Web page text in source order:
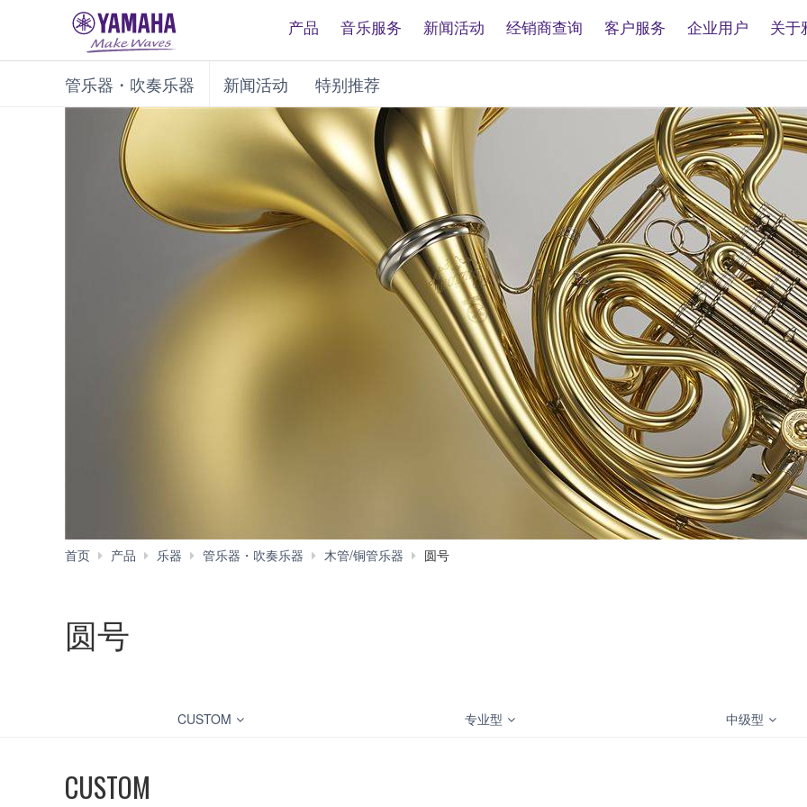
产品 音乐服务 新闻活动 经销商查询 客户服务 企业用户 关于
管乐器・吹奏乐器 新闻活动 特别推荐
首页 产品 乐器 管乐器・吹奏乐器 木管/铜管乐器 圆号
圆号
CUSTOM 专业型 中级型
CUSTOM